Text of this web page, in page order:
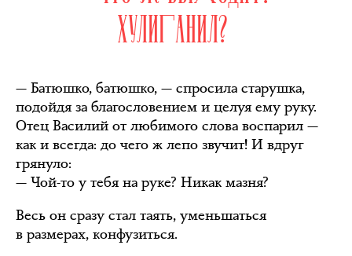
ХУЛИГАНИЛ?
— Батюшко, батюшко, — спросила старушка,
подойдя за благословением и целуя ему руку.
Отец Василий от любимого слова воспарил —
как и всегда: до чего ж лепо звучит! И вдруг
грянуло:
— Чой-то у тебя на руке? Никак мазня?
Весь он сразу стал таять, уменьшаться
в размерах, конфузиться.